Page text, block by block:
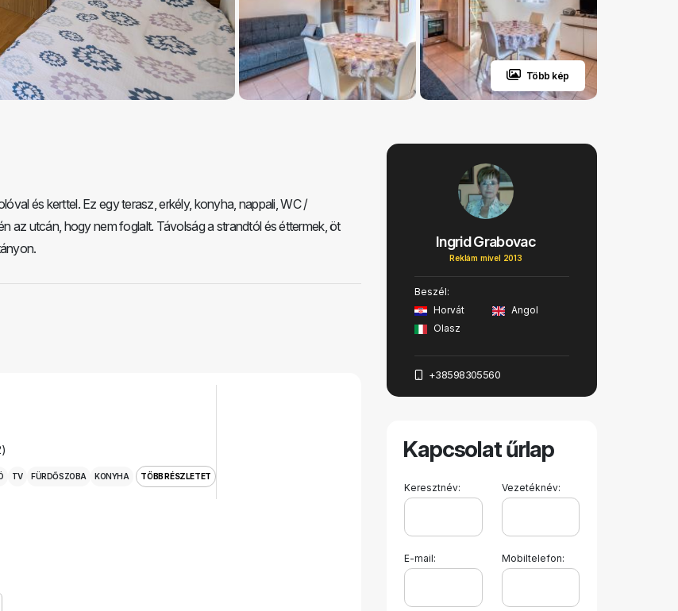
Több kép
és kerttel. Ez egy terasz, erkély, konyha, nappali, WC /
az utcán, hogy nem foglalt. Távolság a strandtól és éttermek, öt
TV FÜRDŐSZOBA KONYHA TÖBB RÉSZLETET
Ingrid Grabovac
Reklám mivel 2013
Beszél:
Horvát
Angol
Olasz
+38598305560
Kapcsolat űrlap
Keresztnév: Vezetéknév:
E-mail: Mobiltelefon: